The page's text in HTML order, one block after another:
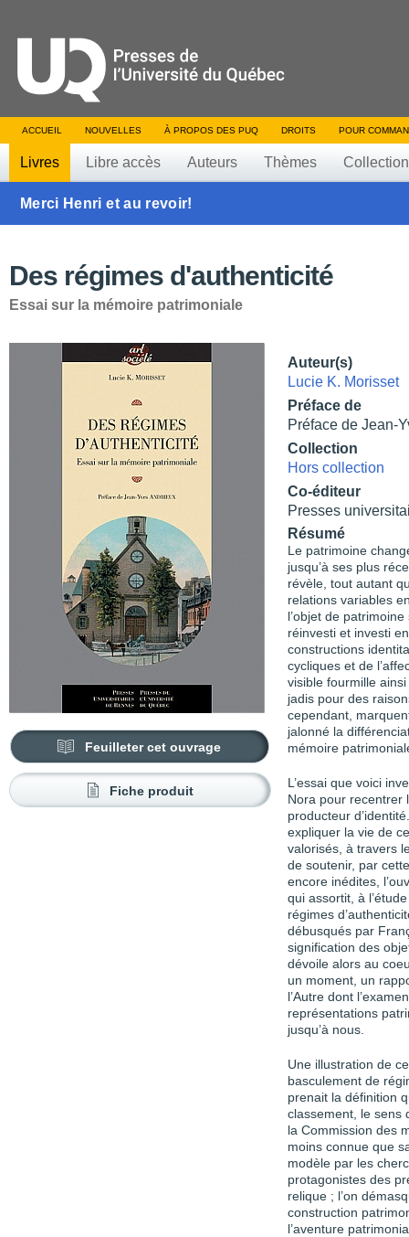
ACCUEIL NOUVELLES À PROPOS DES PUQ DROITS POUR
Livres Libre accès Auteurs Thèmes
Merci Henri et au revoir!
Des régimes d'authenticité
Essai sur la mémoire patrimoniale
Feuilleter cet ouvrage
Fiche produit
Auteur(s)
Lucie K. Morisset
Préface de
Préface de Jean-
Collection
Hors collection
Co-éditeur
Presses
Résumé
Le patrimoine
jusqu’à ses plus
révèle, tout autant
relations variables
l’objet de
réinvesti et investi
constructions
cycliques et de
visible fourmille
jadis pour des
cependant,
jalonné la
mémoire
L’essai que voici
Nora pour recentrer
producteur
expliquer la vie de
valorisés, à travers
de soutenir, par
encore inédites,
qui assortit, à
régimes
débusqués par
signification des
dévoile alors au
un moment, un
l’Autre dont
représentations
jusqu’à nous.
Une illustration de
basculement de
prenait la définition
classement, le sens
la Commission des
moins connue que
modèle par les
protagonistes des
relique ; l’on
construction
l’aventure